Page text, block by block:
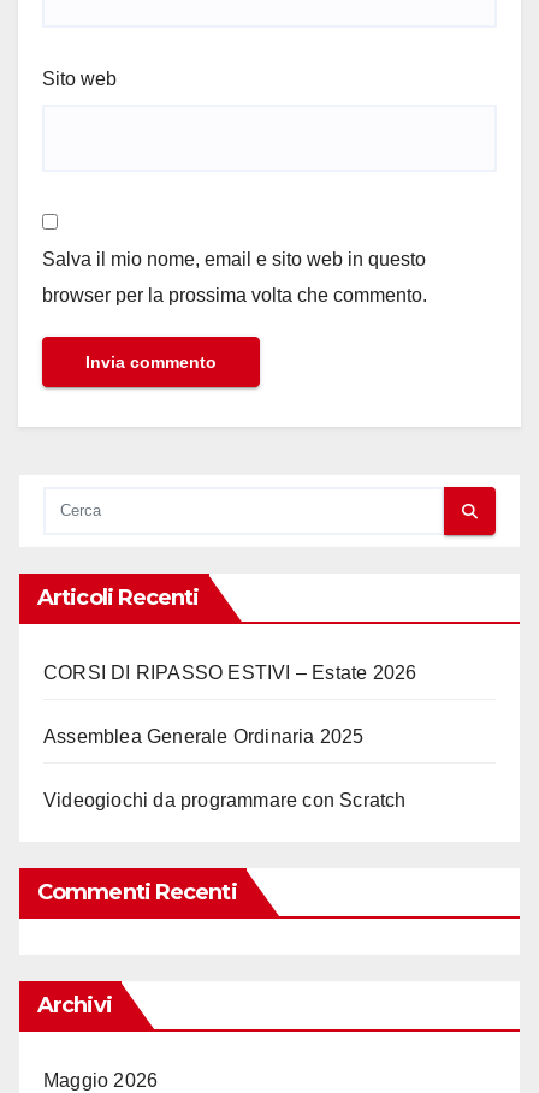
Sito web
Salva il mio nome, email e sito web in questo
browser per la prossima volta che commento.
Articoli Recenti
CORSI DI RIPASSO ESTIVI – Estate 2026
Assemblea Generale Ordinaria 2025
Videogiochi da programmare con Scratch
Commenti Recenti
Archivi
Maggio 2026